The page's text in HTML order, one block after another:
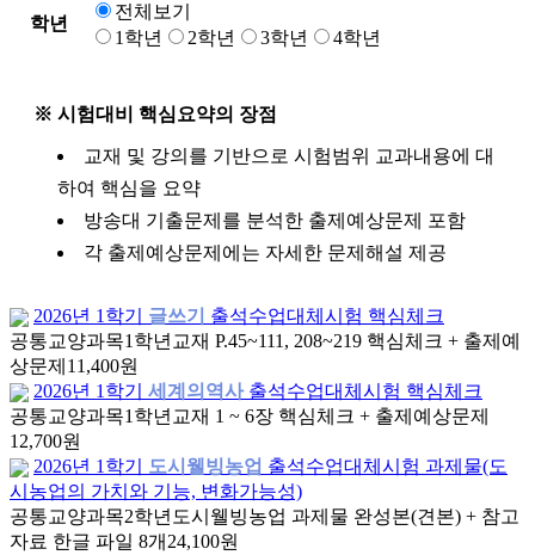
학년
전체보기
1학년
2학년 3학년 4학년
※ 시험대비 핵심요약의 장점
교재 및 강의를 기반으로 시험범위 교과내용에 대
하여 핵심을 요약
방송대 기출문제를 분석한 출제예상문제 포함
각 출제예상문제에는 자세한 문제해설 제공
2026년 1학기 글쓰기 출석수업대체시험 핵심체크
공통교양과목1학년 교재 P.45~111, 208~219 핵심체크 + 출제예
상문제 11,400원
2026년 1학기
세계의역사 출석수업대체시험 핵심체크
공통교양과목1학년 교재 1 ~ 6장 핵심체크 + 출제예상문제
12,700원
2026년 1학기
도시웰빙농업 출석수업대체시험 과제물(도
시농업의 가치와 기능, 변화가능성)
공통교양과목2학년 도시웰빙농업 과제물 완성본(견본) + 참고
자료 한글 파일 8개 24,100원